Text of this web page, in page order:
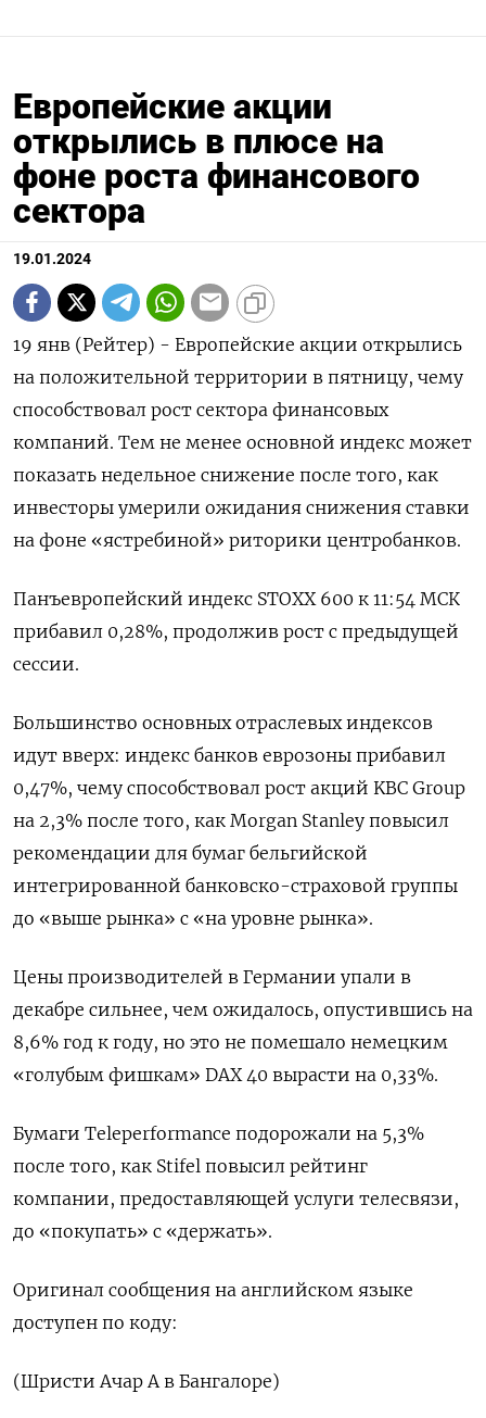
Европейские акции
открылись в плюсе на
фоне роста финансового
сектора
19.01.2024
19 янв (Рейтер) - Европейские акции открылись
на положительной территории в пятницу, чему
способствовал рост сектора финансовых
компаний. Тем не менее основной индекс может
показать недельное снижение после того, как
инвесторы умерили ожидания снижения ставки
на фоне «ястребиной» риторики центробанков.
Панъевропейский индекс STOXX 600 к 11:54 МСК
прибавил 0,28%, продолжив рост с предыдущей
сессии.
Большинство основных отраслевых индексов
идут вверх: индекс банков еврозоны прибавил
0,47%, чему способствовал рост акций KBC Group
на 2,3% после того, как Morgan Stanley повысил
рекомендации для бумаг бельгийской
интегрированной банковско-страховой группы
до «выше рынка» с «на уровне рынка».
Цены производителей в Германии упали в
декабре сильнее, чем ожидалось, опустившись на
8,6% год к году, но это не помешало немецким
«голубым фишкам» DAX 40 вырасти на 0,33%.
Бумаги Teleperformance подорожали на 5,3%
после того, как Stifel повысил рейтинг
компании, предоставляющей услуги телесвязи,
до «покупать» с «держать».
Оригинал сообщения на английском языке
доступен по коду:
(Шристи Ачар А в Бангалоре)